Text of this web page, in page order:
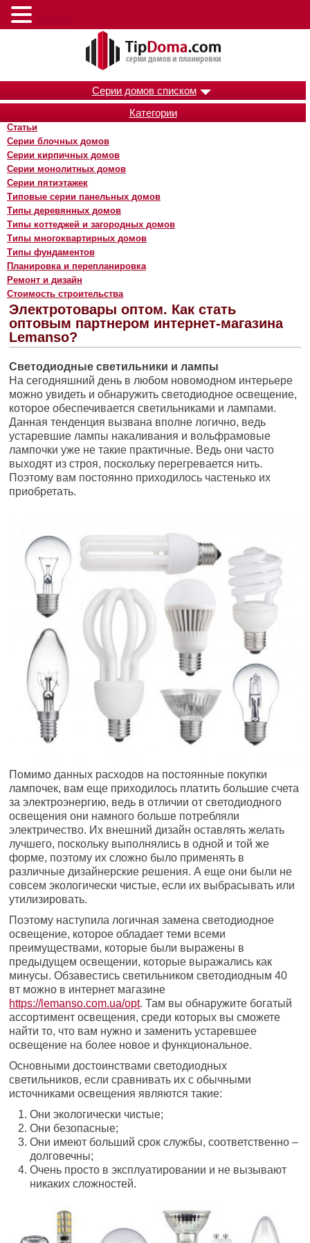
Серии домов списком
Категории
Статьи
Серии блочных домов
Серии кирпичных домов
Серии монолитных домов
Серии пятиэтажек
Типовые серии панельных домов
Типы деревянных домов
Типы коттеджей и загородных домов
Типы многоквартирных домов
Типы фундаментов
Планировка и перепланировка
Ремонт и дизайн
Стоимость строительства
Электротовары оптом. Как стать
оптовым партнером интернет-магазина
Lemanso?
Светодиодные светильники и лампы
На сегодняшний день в любом новомодном интерьере
можно увидеть и обнаружить светодиодное освещение,
которое обеспечивается светильниками и лампами.
Данная тенденция вызвана вполне логично, ведь
устаревшие лампы накаливания и вольфрамовые
лампочки уже не такие практичные. Ведь они часто
выходят из строя, поскольку перегревается нить.
Поэтому вам постоянно приходилось частенько их
приобретать.
Помимо данных расходов на постоянные покупки
лампочек, вам еще приходилось платить большие счета
за электроэнергию, ведь в отличии от светодиодного
освещения они намного больше потребляли
электричество. Их внешний дизайн оставлять желать
лучшего, поскольку выполнялись в одной и той же
форме, поэтому их сложно было применять в
различные дизайнерские решения. А еще они были не
совсем экологически чистые, если их выбрасывать или
утилизировать.
Поэтому наступила логичная замена светодиодное
освещение, которое обладает теми всеми
преимуществами, которые были выражены в
предыдущем освещении, которые выражались как
минусы. Обзавестись светильником светодиодным 40
вт можно в интернет магазине
https://lemanso.com.ua/opt. Там вы обнаружите богатый
ассортимент освещения, среди которых вы сможете
найти то, что вам нужно и заменить устаревшее
освещение на более новое и функциональное.
Основными достоинствами светодиодных
светильников, если сравнивать их с обычными
источниками освещения являются такие:
Они экологически чистые;
Они безопасные;
Они имеют больший срок службы, соответственно –
долговечны;
Очень просто в эксплуатировании и не вызывают
никаких сложностей.